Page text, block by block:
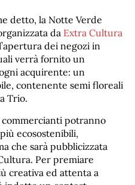
detto, la Notte Verde
da Extra Cultura
dei negozi in
verrà fornito un
acquirente: un
contenente semi floreali
Trio.
potranno
ecosostenibili,
che sarà pubblicizzata
Per premiare
creativa ed attenta a